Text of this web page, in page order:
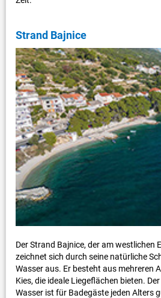
Strand Bajnice
Der Strand Bajnice, der am westlichen
zeichnet sich durch seine natürliche
Wasser aus. Er besteht aus mehreren
Kies, die ideale Liegeflächen bieten.
Wasser ist für Badegäste jeden Alters